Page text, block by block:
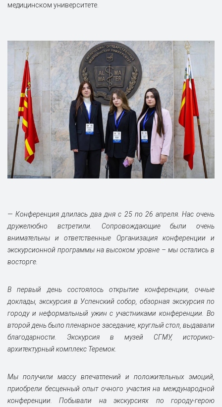
медицинском университете.
— Конференция длилась два дня с 25 по 26 апреля. Нас очень
дружелюбно встретили. Сопровождающие были очень
внимательны и ответственные Организация конференции и
экскурсионной программы на высоком уровне – мы остались в
восторге.
В первый день состоялось открытие конференции, очные
доклады, экскурсия в Успенский собор, обзорная экскурсия по
городу и неформальный ужин с участниками конференции. Во
второй день было пленарное заседание, круглый стол, выдавали
благодарности. Экскурсия в музей СГМУ, историко-
архитектурный комплекс Теремок.
Мы получили массу впечатлений и положительных эмоций,
приобрели бесценный опыт очного участия на международной
конференции. Побывали на экскурсиях по городу-герою